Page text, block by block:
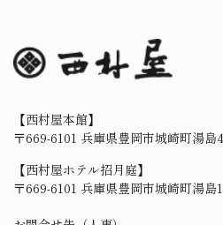
【西村屋本館】
〒669-6101 兵庫県豊岡市城崎町湯島
【西村屋ホテル招月庭】
〒669-6101 兵庫県豊岡市城崎町湯島